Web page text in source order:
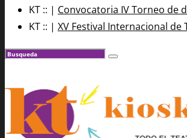
KT :: | Convocatoria IV Torneo de
KT :: | XV Festival Internacional de